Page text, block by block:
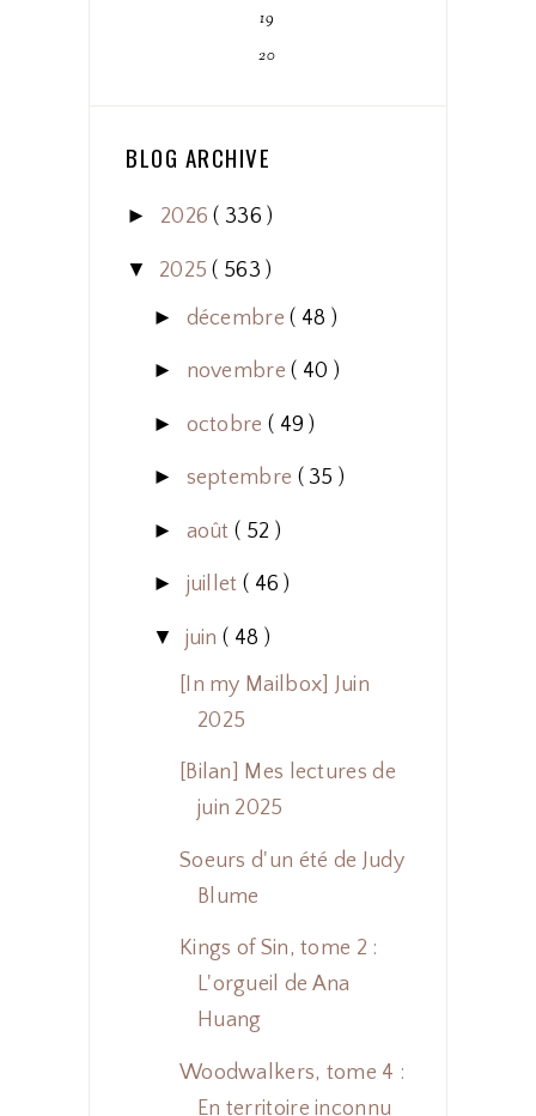
19
20
BLOG ARCHIVE
► 2026( 336 )
▼ 2025( 563 )
► décembre( 48 )
► novembre( 40 )
► octobre ( 49 )
► septembre ( 35 )
► août ( 52 )
► juillet ( 46 )
▼ juin( 48 )
[In my Mailbox] Juin
2025
[Bilan] Mes lectures de
juin 2025
Soeurs d'un été de Judy
Blume
Kings of Sin, tome 2 :
L'orgueil de Ana
Huang
Woodwalkers, tome 4 :
En territoire inconnu